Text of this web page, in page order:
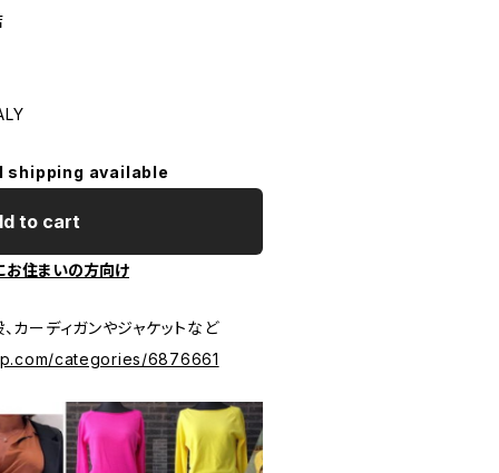
shipping available
to cart
お住まいの方向け
カーディガンやジャケットなど
categories/6876661